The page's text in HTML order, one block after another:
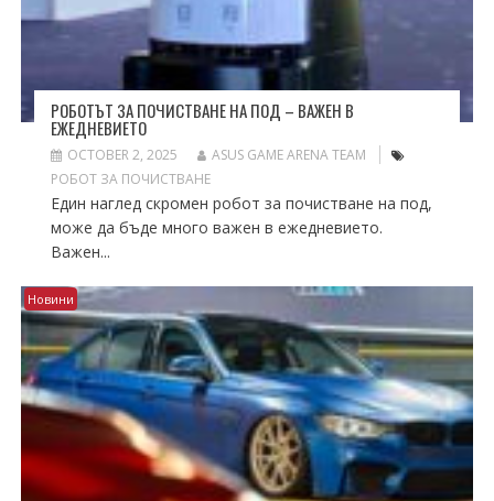
РОБОТЪТ ЗА ПОЧИСТВАНЕ НА ПОД – ВАЖЕН В
ЕЖЕДНЕВИЕТО
OCTOBER 2, 2025
ASUS GAME ARENA TEAM
РОБОТ ЗА ПОЧИСТВАНЕ
Един наглед скромен робот за почистване на под,
може да бъде много важен в ежедневието.
Важен...
Новини